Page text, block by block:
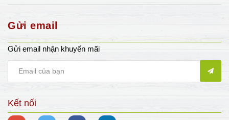
Gửi email
Gửi email nhận khuyến mãi
Kết nối